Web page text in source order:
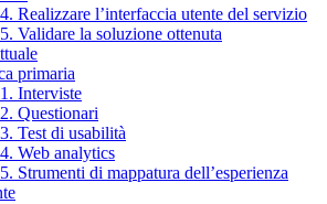
Realizzare l’interfaccia utente del servizio
Validare la soluzione ottenuta
primaria
Interviste
Questionari
Test di usabilità
Web analytics
Strumenti di mappatura dell’esperienza